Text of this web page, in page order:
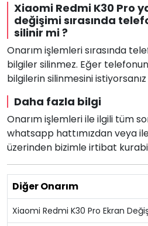
Xiaomi Redmi K30 Pro
değişimi sırasında
silinir mi ?
Onarım işlemleri sırasında
bilgiler silinmez. Eğer
bilgilerin silinmesini
Daha fazla bilgi
Onarım işlemleri ile ilgili tüm
whatsapp hattımızdan veya
üzerinden bizimle irtibat
Diğer Onarım
Xiaomi Redmi K30 Pro Ekran